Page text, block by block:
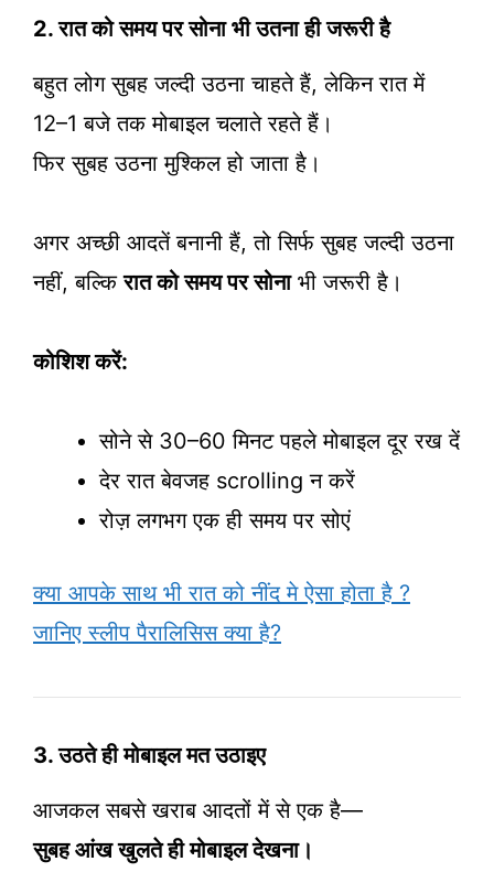
2. रात को समय पर सोना भी उतना ही जरूरी है
बहुत लोग सुबह जल्दी उठना चाहते हैं, लेकिन रात में
12–1 बजे तक मोबाइल चलाते रहते हैं।
फिर सुबह उठना मुश्किल हो जाता है।
अगर अच्छी आदतें बनानी हैं, तो सिर्फ सुबह जल्दी उठना
नहीं, बल्किरात को समय पर सोनाभी जरूरी है।
कोशिश करें:
सोने से 30–60 मिनट पहले मोबाइल दूर रख दें
देर रात बेवजह scrolling न करें
रोज़ लगभग एक ही समय पर सोएं
क्या आपके साथ भी रात को नींद मे ऐसा होता है ?
जानिए स्लीप पैरालिसिस क्या है?
3. उठते ही मोबाइल मत उठाइए
आजकल सबसे खराब आदतों में से एक है—
सुबह आंख खुलते ही मोबाइल देखना।